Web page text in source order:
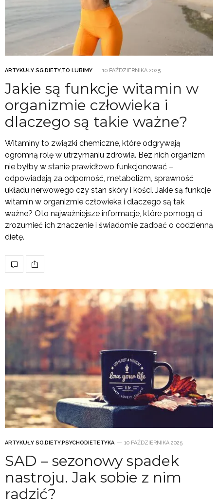
ARTYKUŁY SG,DIETY,TO LUBIMY 10 PAŹDZIERNIKA 2025
Jakie są funkcje witamin w
organizmie człowieka i
dlaczego są takie ważne?
Witaminy to związki chemiczne, które odgrywają
ogromną rolę w utrzymaniu zdrowia. Bez nich organizm
nie byłby w stanie prawidłowo funkcjonować –
odpowiadają za odporność, metabolizm, sprawność
układu nerwowego czy stan skóry i kości. Jakie są funkcje
witamin w organizmie człowieka i dlaczego są tak
ważne? Oto najważniejsze informacje, które pomogą ci
zrozumieć ich znaczenie i świadomie zadbać o codzienną
dietę.
ARTYKUŁY SG,DIETY,PSYCHODIETETYKA 10 PAŹDZIERNIKA 2025
SAD – sezonowy spadek
nastroju. Jak sobie z nim
radzić?